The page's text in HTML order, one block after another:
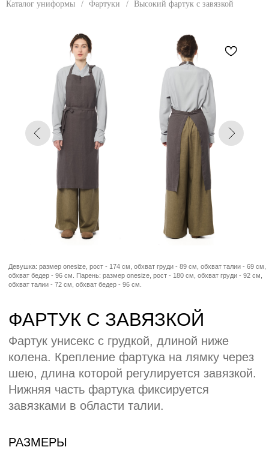
Каталог униформы / Фартуки / Высокий фартук с завязкой
ФАРТУК С ЗАВЯЗКОЙ
Фартук унисекс с грудкой, длиной ниже
колена. Крепление фартука на лямку через
шею, длина которой регулируется завязкой.
Нижняя часть фартука фиксируется
завязками в области талии.
Вышивка Шелкография ДТФ Термоплёнка
Пришивные бирки
БРЕНДИНГ БАЗОВЫЙ
Костюмная ткань:
53% лён, 47% вискоза, 195 гр/м2
Таблица размеров
Девушка: размер onesize, рост - 174 см, обхват груди - 89 см, обхват талии - 69 см,
обхват бедер - 96 см. Парень: размер onesize, рост - 180 см, обхват груди - 92 см,
обхват талии - 72 см, обхват бедер - 96 см.